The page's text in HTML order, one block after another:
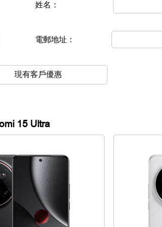
姓名：
電郵地址：
現有客戶優惠
15 Ultra